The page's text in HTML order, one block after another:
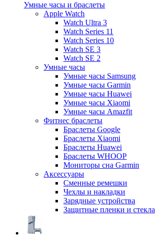
Умные часы и браслеты
Apple Watch
Watch Ultra 3
Watch Series 11
Watch Series 10
Watch SE 3
Watch SE 2
Умные часы
Умные часы Samsung
Умные часы Garmin
Умные часы Huawei
Умные часы Xiaomi
Умные часы Amazfit
Фитнес браслеты
Браслеты Google
Браслеты Xiaomi
Браслеты Huawei
Браслеты WHOOP
Мониторы сна Garmin
Аксессуары
Сменные ремешки
Чехлы и накладки
Зарядные устройства
Защитные пленки и стекла